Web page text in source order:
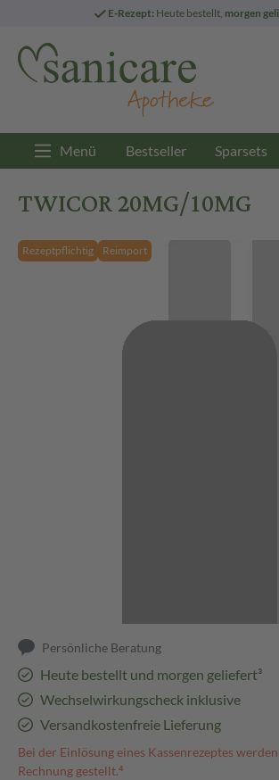
E-Rezept: Heute bestellt, morgen
Menü Bestseller Sparsets
TWICOR 20MG/10MG
Rezeptpflichtig Reimport
Persönliche Beratung
Heute bestellt und morgen geliefert³
Wechselwirkungscheck inklusive
Versandkostenfreie Lieferung
Bei der Einlösung eines Kassenrezeptes
Rechnung gestellt.⁴